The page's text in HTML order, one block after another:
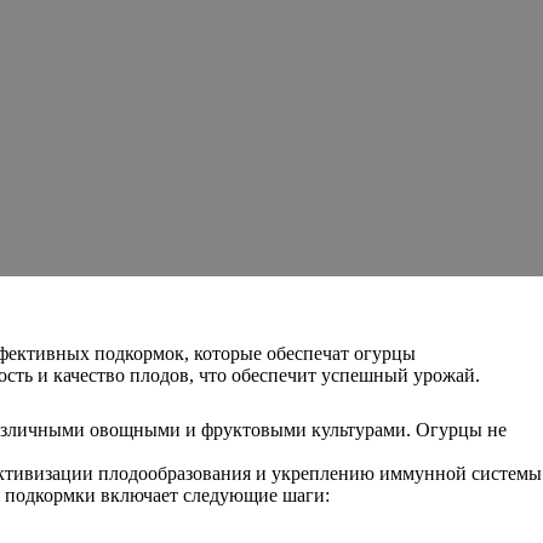
подкормок, которые обеспечат огурцы
и качество плодов, что обеспечит успешный урожай.
овощными и фруктовыми культурами. Огурцы не
плодообразования и укреплению иммунной системы
подкормки включает следующие шаги: